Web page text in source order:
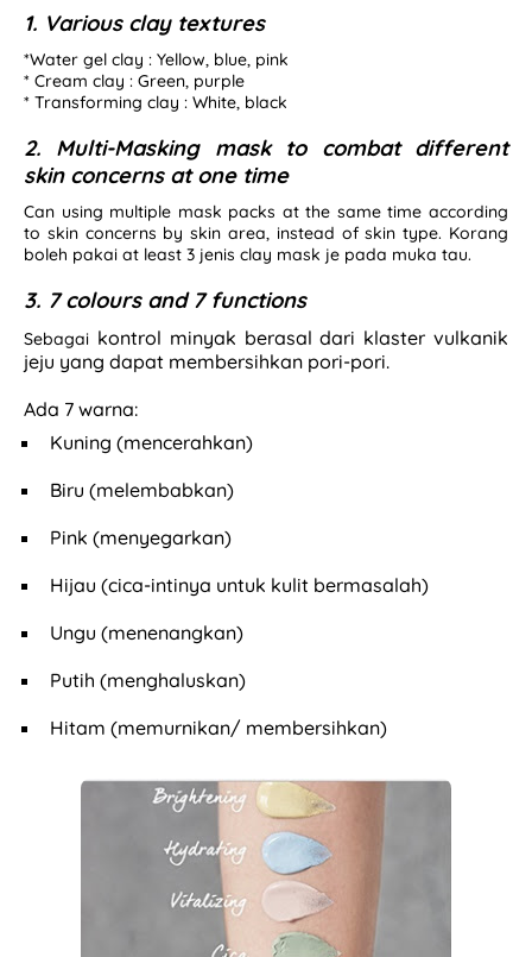
1. Various clay textures
*Water gel clay : Yellow, blue, pink
* Cream clay : Green, purple
* Transforming clay : White, black
2. Multi-Masking mask to combat different
skin concerns at one time
Can using multiple mask packs at the same time according
to skin concerns by skin area, instead of skin type. Korang
boleh pakai at least 3 jenis clay mask je pada muka tau.
3. 7 colours and 7 functions
Sebagai kontrol minyak berasal dari klaster vulkanik
jeju yang dapat membersihkan pori-pori.
Ada 7 warna:
Kuning (mencerahkan)
Biru (melembabkan)
Pink (menyegarkan)
Hijau (cica-intinya untuk kulit bermasalah)
Ungu (menenangkan)
Putih (menghaluskan)
Hitam (memurnikan/ membersihkan)